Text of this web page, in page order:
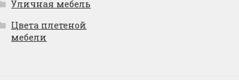
Уличная мебель
Цвета плетеной
мебели